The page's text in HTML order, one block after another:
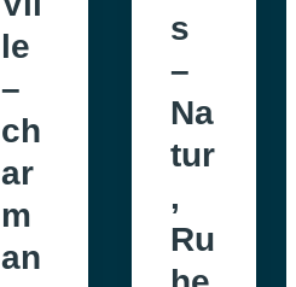
le
–
ch
ar
m
an
s
–
Na
tur
,
Ru